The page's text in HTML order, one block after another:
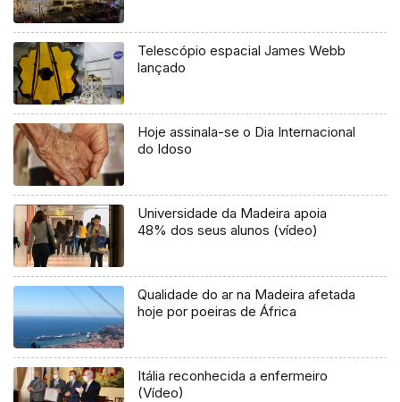
Telescópio espacial James Webb
lançado
Hoje assinala-se o Dia Internacional
do Idoso
Universidade da Madeira apoia
48% dos seus alunos (vídeo)
Qualidade do ar na Madeira afetada
hoje por poeiras de África
Itália reconhecida a enfermeiro
(Vídeo)